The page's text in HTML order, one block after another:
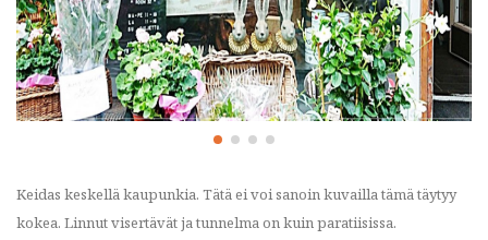
Keidas keskellä kaupunkia. Tätä ei voi sanoin kuvailla tämä täytyy
kokea. Linnut visertävät ja tunnelma on kuin paratiisissa.